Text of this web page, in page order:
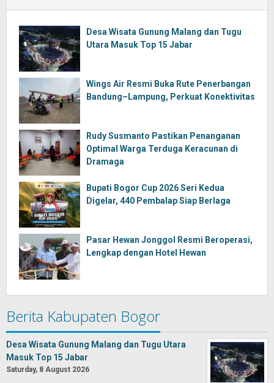
Desa Wisata Gunung Malang dan Tugu
Utara Masuk Top 15 Jabar
Wings Air Resmi Buka Rute Penerbangan
Bandung–Lampung, Perkuat Konektivitas
Rudy Susmanto Pastikan Penanganan
Optimal Warga Terduga Keracunan di
Dramaga
Bupati Bogor Cup 2026 Seri Kedua
Digelar, 440 Pembalap Siap Berlaga
Pasar Hewan Jonggol Resmi Beroperasi,
Lengkap dengan Hotel Hewan
Berita Kabupaten Bogor
Desa Wisata Gunung Malang dan Tugu Utara
Masuk Top 15 Jabar
Saturday, 8 August 2026